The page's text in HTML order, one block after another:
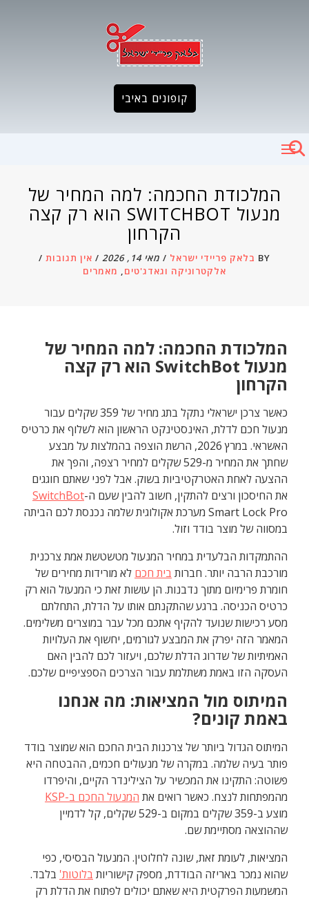
קופונים באיבי
המלכודת החכמה: למה המחיר של
מנעול SWITCHBOT הוא רק קצה
הקרחון
BY בלאק פריידי ישראל / מאי 14, 2026 / אין תגובות /
אלקטרוניקה וגאדג'טים, מאמרים
המלכודת החכמה: למה המחיר של
מנעול SwitchBot הוא רק קצה
הקרחון
כאשר צרכן ישראלי נתקל בתג מחיר של 359 שקלים עבור
מנעול חכם לדלת, האינסטינקט הראשון הוא לשלוף את כרטיס
האשראי. במרץ 2026, הרשת הוצפה בהמלצות על מבצע
שחתך את המחיר מ-529 שקלים למחיר רצפה, והפך את
ההצעה לאחת האטרקטיביות בשוק. אבל לפני שאתם חוגגים
את החיסכון ורצים להתקין, חשוב להבין שעם ה-SwitchBot
Smart Lock Pro מערכת אקולוגית שלמה נכנסת לכם הביתה
במסווה של מוצר בודד וזול.
ההתמקדות הבלעדית במחיר המנעול מטשטשת אמת צרכנית
מורכבת הרבה יותר. חברות בית חכם לא מורידות מחירים של
חומרת פרימיום מתוך נדבנות. הן עושות זאת כי המנעול הוא רק
כרטיס הכניסה. ברגע שהתקנתם אותו על הדלת, התחלתם
מסע רכישות שנועד להקיף אתכם מכל עבר במוצרים משלימים.
המאמר הזה יפרק את המבצע לגורמים, יחשוף את העלויות
האמיתיות של שדרוג הדלת שלכם, ויעזור לכם להבין האם
העסקה הזו באמת משתלמת עבור הצרכים הספציפיים שלכם.
המיתוס מול המציאות: מה אנחנו
באמת קונים?
המיתוס הגדול ביותר של צרכנות הבית החכם הוא שמוצר בודד
פותר בעיה שלמה. במקרה של מנעולים חכמים, ההבטחה היא
פשוטה: התקינו את המכשיר על הצילינדר הקיים, והיפרדו
מהמפתחות לנצח. כאשר רואים את המנעול החכם ב-KSP
מוצע ב-359 שקלים במקום ב-529 שקלים, קל לדמיין
שההוצאה מסתיימת שם.
המציאות, לעומת זאת, שונה לחלוטין. המנעול הבסיסי, כפי
שהוא נמכר באריזה הבודדת, מספק קישוריות בלוטות' בלבד.
המשמעות הפרקטית היא שאתם יכולים לפתוח את הדלת רק